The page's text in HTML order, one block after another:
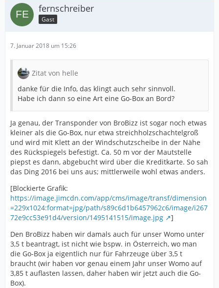
fernschreiber
Gast
7. Januar 2018 um 15:26
Zitat von helle
danke für die Info, das klingt auch sehr sinnvoll.
Habe ich dann so eine Art eine Go-Box an Bord?
Ja genau, der Transponder von BroBizz ist sogar noch etwas
kleiner als die Go-Box, nur etwa streichholzschachtelgroß
und wird mit Klett an der Windschutzscheibe in der Nähe
des Rückspiegels befestigt. Ca. 50 m vor der Mautstelle
piepst es dann, abgebucht wird über die Kreditkarte. So sah
das Ding 2016 bei uns aus; mittlerweile wohl etwas anders.
[Blockierte Grafik:
https://image.jimcdn.com/app/cms/image/transf/dimension
=229x1024:format=jpg/path/s89c6d1b6457962c6/image/i267
72e9cc53e91d4/version/1495141515/image.jpg
]
Den BroBizz haben wir damals auch für unser Womo unter
3,5 t beantragt, ist nicht wie bspw. in Österreich, wo man
die Go-Box ja eigentlich nur für Fahrzeuge über 3,5 t
braucht (wir haben vor genau einem Jahr unser Womo auf
3,85 t auflasten lassen, daher haben wir jetzt auch die Go-
Box).